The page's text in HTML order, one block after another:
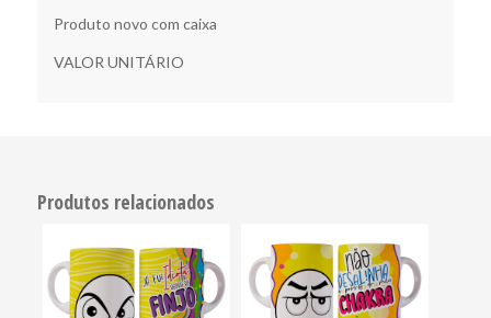
Produto novo com caixa
VALOR UNITÁRIO
Produtos relacionados